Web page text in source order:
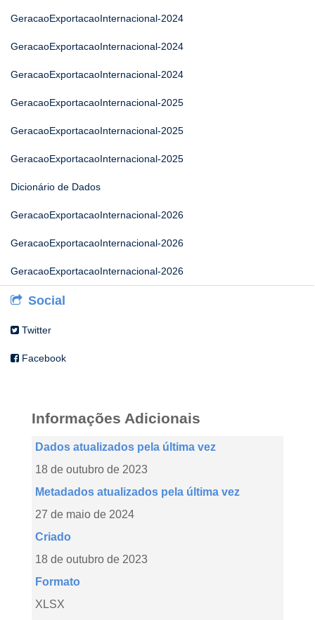
GeracaoExportacaoInternacional-2024
GeracaoExportacaoInternacional-2024
GeracaoExportacaoInternacional-2024
GeracaoExportacaoInternacional-2025
GeracaoExportacaoInternacional-2025
GeracaoExportacaoInternacional-2025
Dicionário de Dados
GeracaoExportacaoInternacional-2026
GeracaoExportacaoInternacional-2026
GeracaoExportacaoInternacional-2026
Social
Twitter
Facebook
Informações Adicionais
Dados atualizados pela última vez
18 de outubro de 2023
Metadados atualizados pela última vez
27 de maio de 2024
Criado
18 de outubro de 2023
Formato
XLSX